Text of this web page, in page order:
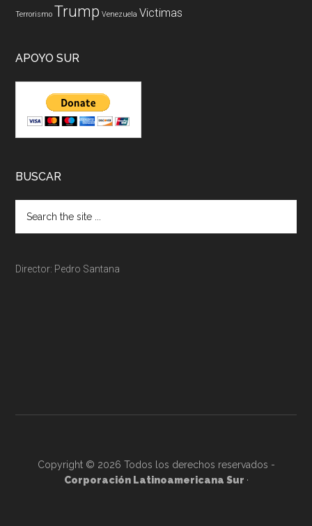
Terrorismo Trump Venezuela Victimas
APOYO SUR
BUSCAR
Director: Pedro Santana
Copyright © 2026 Todos los derechos reservados -
Corporación Latinoamericana Sur ·